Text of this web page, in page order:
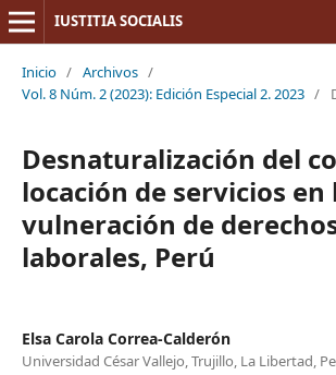
IUSTITIA SOCIALIS
Inicio / Archivos /
Vol. 8 Núm. 2 (2023): Edición Especial 2. 2023 /
Desnaturalización del
locación de servicios en
vulneración de
laborales, Perú
Elsa Carola Correa-Calderón
Universidad César Vallejo, Trujillo, La Libertad,